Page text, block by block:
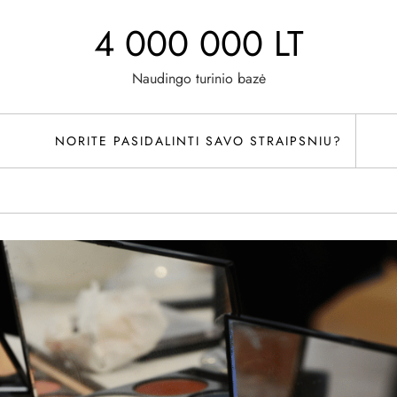
4 000 000 LT
Naudingo turinio bazė
NORITE PASIDALINTI SAVO STRAIPSNIU?